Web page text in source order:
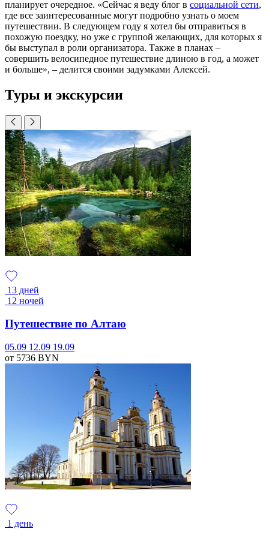
планирует очередное. «Сейчас я веду блог в социальной сети,
где все заинтересованные могут подробно узнать о моем
путешествии. В следующем году я хотел бы отправиться в
похожую поездку, но уже с группой желающих, для которых я
бы выступал в роли организатора. Также в планах –
совершить велосипедное путешествие длиною в год, а может
и больше», – делится своими задумками Алексей.
Туры и экскурсии
13 дней
12 ночей
Путешествие по Алтаю
05.09 12.09 19.09
от 5736 BYN
1 день